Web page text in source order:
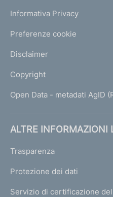
Informativa Privacy
Preferenze cookie
Disclaimer
Copyright
Open Data - metadati AgID
ALTRE INFORMAZIONI
Trasparenza
Protezione dei dati
Servizio di certificazione